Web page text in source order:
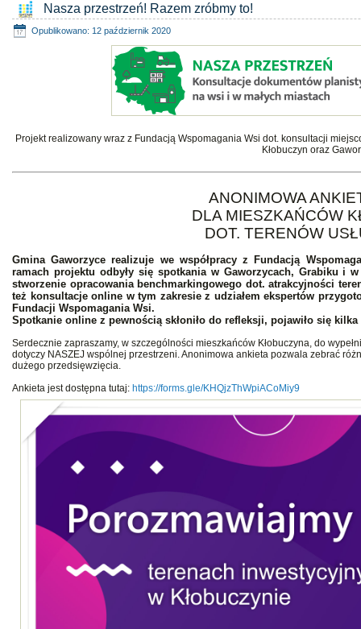
Nasza przestrzeń! Razem zróbmy to!
Opublikowano: 12 październik 2020
Projekt realizowany wraz z Fundacją Wspomagania Wsi dot. konsultacji
Kłobuczyn oraz
ANONIMOWA
DLA MIESZKAŃCÓW
DOT. TERENÓW
Gmina Gaworzyce realizuje we współpracy z Fundacją
ramach projektu odbyły się spotkania w Gaworzycach, Grabiku i
stworzenie opracowania benchmarkingowego dot. atrakcyjności
też konsultacje online w tym zakresie z udziałem ekspertów
Fundacji Wspomagania Wsi.
Spotkanie online z pewnością skłoniło do refleksji, pojawiło się
Serdecznie zapraszamy, w szczególności mieszkańców Kłobuczyna, do
dotyczy NASZEJ wspólnej przestrzeni. Anonimowa ankieta pozwala zebrać
dużego przedsięwzięcia.
Ankieta jest dostępna tutaj: https://forms.gle/KHQjzThWpiACoMiy9